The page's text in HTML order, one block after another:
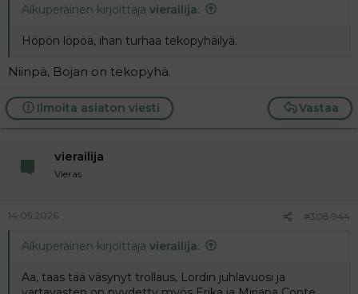
Alkuperäinen kirjoittaja vierailija:
Höpön löpöä, ihan turhaa tekopyhäilyä.
Niinpä, Bojan on tekopyhä.
Vastaa
Ilmoita asiaton viesti
vierailija
Vieras
14.05.2026 #308 944
Alkuperäinen kirjoittaja vierailija:
Aa, taas tää väsynyt trollaus, Lordin juhlavuosi ja